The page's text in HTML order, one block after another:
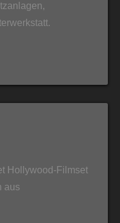
Hollywood-Filmset
aus